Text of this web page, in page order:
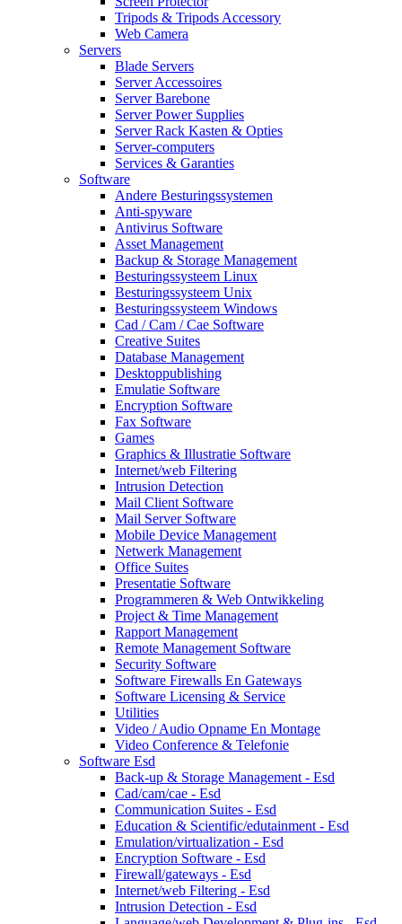
Tripods & Tripods Accessory
Web Camera
Servers
Blade Servers
Server Accessoires
Server Barebone
Server Power Supplies
Server Rack Kasten & Opties
Server-computers
Services & Garanties
Software
Andere Besturingssystemen
Anti-spyware
Antivirus Software
Asset Management
Backup & Storage Management
Besturingssysteem Linux
Besturingssysteem Unix
Besturingssysteem Windows
Cad / Cam / Cae Software
Creative Suites
Database Management
Desktoppublishing
Emulatie Software
Encryption Software
Fax Software
Games
Graphics & Illustratie Software
Internet/web Filtering
Intrusion Detection
Mail Client Software
Mail Server Software
Mobile Device Management
Netwerk Management
Office Suites
Presentatie Software
Programmeren & Web Ontwikkeling
Project & Time Management
Rapport Management
Remote Management Software
Security Software
Software Firewalls En Gateways
Software Licensing & Service
Utilities
Video / Audio Opname En Montage
Video Conference & Telefonie
Software Esd
Back-up & Storage Management - Esd
Cad/cam/cae - Esd
Communication Suites - Esd
Education & Scientific/edutainment - Esd
Emulation/virtualization - Esd
Encryption Software - Esd
Firewall/gateways - Esd
Internet/web Filtering - Esd
Intrusion Detection - Esd